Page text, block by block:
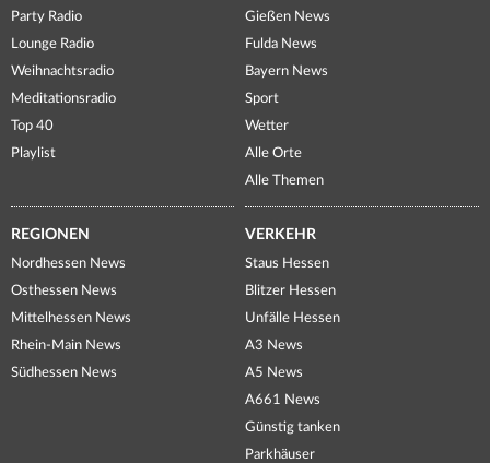
Party Radio
Lounge Radio
Weihnachtsradio
Meditationsradio
Top 40
Playlist
Gießen News
Fulda News
Bayern News
Sport
Wetter
Alle Orte
Alle Themen
REGIONEN
Nordhessen News
Osthessen News
Mittelhessen News
Rhein-Main News
Südhessen News
VERKEHR
Staus Hessen
Blitzer Hessen
Unfälle Hessen
A3 News
A5 News
A661 News
Günstig tanken
Parkhäuser